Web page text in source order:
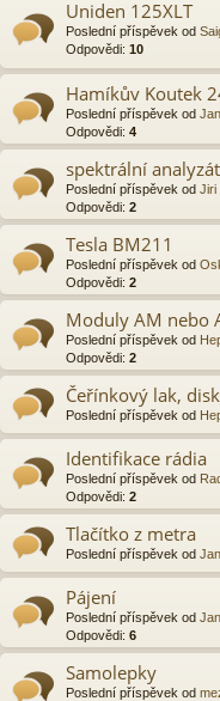
Uniden 125XLT
Poslední příspěvek od
Odpovědi: 10
Hamíkův Koutek
Poslední příspěvek od
Odpovědi: 4
spektrální
Poslední příspěvek od Jiri
Odpovědi: 2
Tesla BM211
Poslední příspěvek od
Odpovědi: 2
Moduly AM nebo
Poslední příspěvek od
Odpovědi: 2
Čeřínkový lak,
Poslední příspěvek od
Identifikace rádia
Poslední příspěvek od
Odpovědi: 2
Tlačítko z metra
Poslední příspěvek od
Pájení
Poslední příspěvek od
Odpovědi: 6
Samolepky
Poslední příspěvek od